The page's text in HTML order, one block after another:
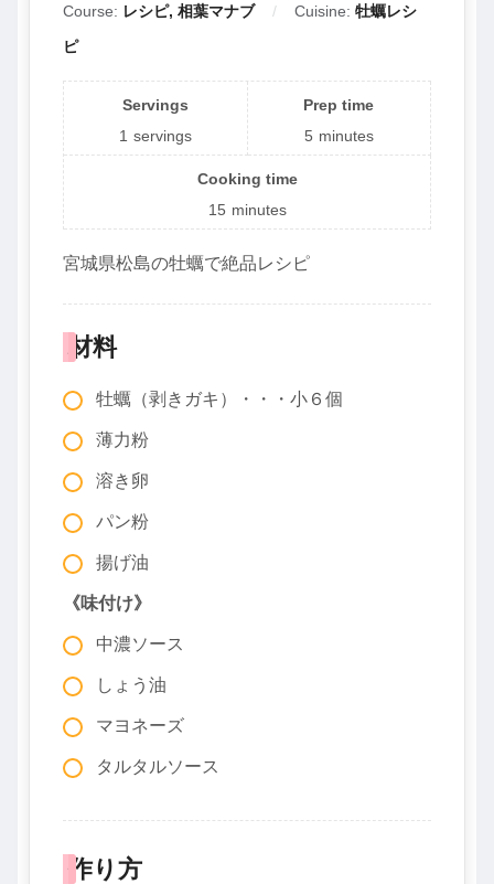
Course: レシピ, 相葉マナブ Cuisine: 牡蠣レシ
ピ
Servings
1 servings
Prep time
5 minutes
Cooking time
15 minutes
宮城県松島の牡蠣で絶品レシピ
材料
牡蠣（剥きガキ）・・・小６個
薄力粉
溶き卵
パン粉
揚げ油
《味付け》
中濃ソース
しょう油
マヨネーズ
タルタルソース
作り方